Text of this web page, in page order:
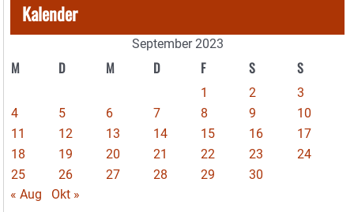
Kalender
September 2023
M D M D F S S
1 2
3
4
5 6 7 8 9
10
11
12 13 14 15 16
17
18
19 20 21 22 23
24
25
26 27 28 29
30
« Aug
Okt »